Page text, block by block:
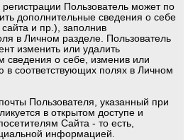
Пользователь может по
дополнительные сведения о себе
и пр.), заполнив
в Личном разделе. Пользователь
изменить или удалить
сведения о себе, изменив или
соответствующих полях в Личном
Пользователя, указанный при
в открытом доступе и
Сайта - то есть,
информацией.